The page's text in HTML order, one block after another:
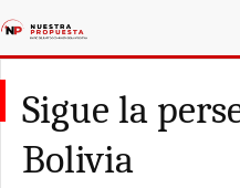
Sigue la
Bolivia